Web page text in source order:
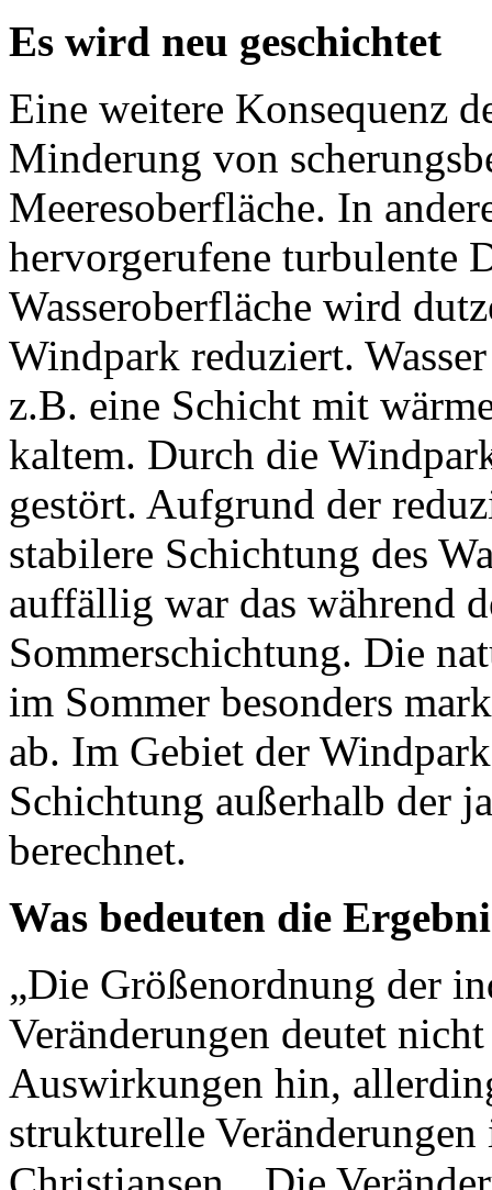
Es wird neu geschichtet
Eine weitere Konsequenz
Minderung von
Meeresoberfläche. In
hervorgerufene turbulente
Wasseroberfläche wird
Windpark reduziert.
z.B. eine Schicht mit
kaltem. Durch die
gestört. Aufgrund der
stabilere Schichtung des
auffällig war das während
Sommerschichtung. Die
im Sommer besonders
ab. Im Gebiet der
Schichtung außerhalb der
berechnet.
Was bedeuten die
„Die Größenordnung der
Veränderungen deutet
Auswirkungen hin,
strukturelle